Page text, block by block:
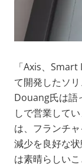
「Axis、
て開発したソ
Douang氏は語
しで営業して
は、フランチ
減少を良好な
は素晴らしいこ